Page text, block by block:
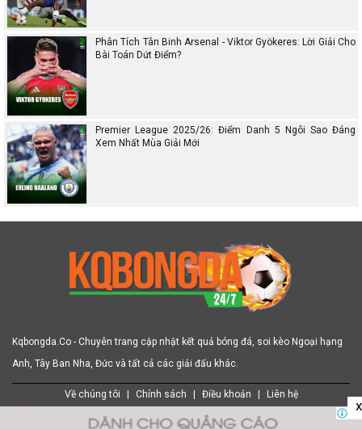
Phân Tích Tân Binh Arsenal - Viktor Gyökeres: Lời Giải Cho
Bài Toán Dứt Điểm?
Premier League 2025/26: Điểm Danh 5 Ngôi Sao Đáng
Xem Nhất Mùa Giải Mới
x
Kqbongda.Co - Chuyên trang cập nhật kết quả bóng đá, soi kèo Ngoại hạng
Anh, Tây Ban Nha, Đức và tất cả các giải đấu khác.
Về chúng tôi Chính sách Điều khoản Liên hệ